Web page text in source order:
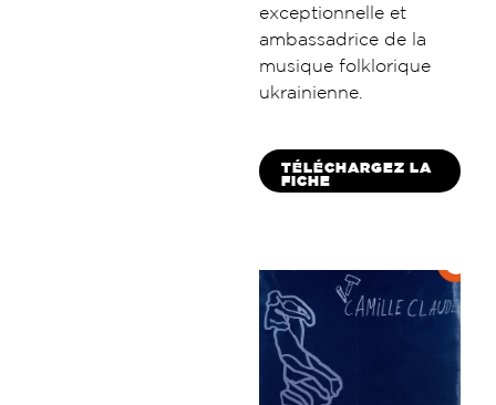
exceptionnelle et
ambassadrice de la
musique folklorique
ukrainienne.
TÉLÉCHARGEZ LA
FICHE